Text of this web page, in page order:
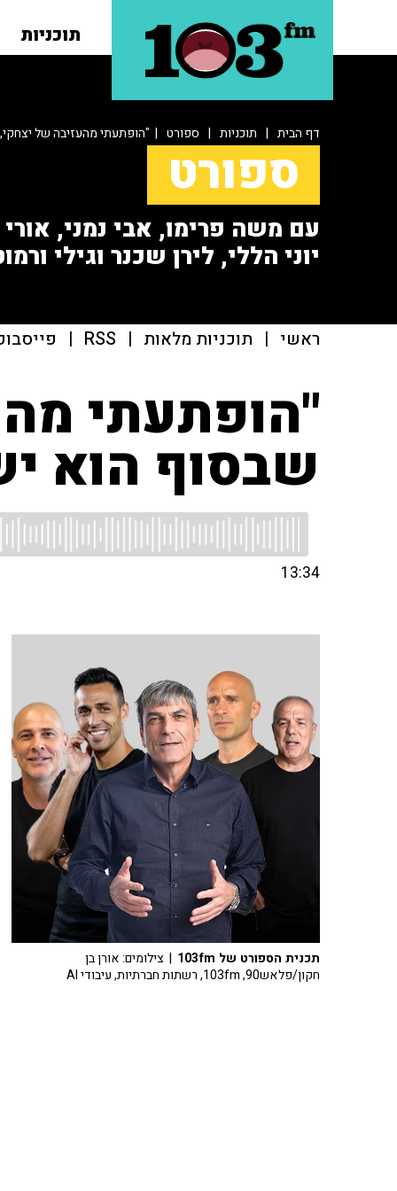
תוכניות
דף הבית | תוכניות | ספורט | "הופתעתי מהעזיבה של
ספורט
עם משה פרימו, אבי נמני, אורי
יוני הללי, לירן שכנר וגילי
ראשי | תוכניות מלאות |
RSS
|
"הופתעתי
שבסוף הוא
13:34
תכנית הספורט של 103fm
| צילומים: אורן בן
חקון/פלאש90, 103fm, רשתות חברתיות, עיבודי AI